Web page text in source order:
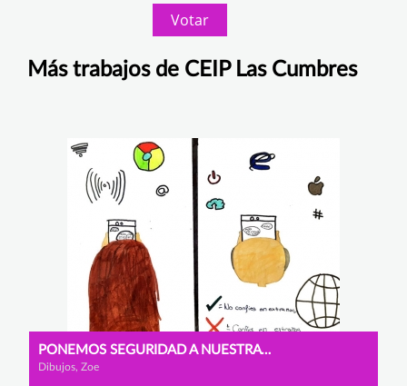
Votar
Más trabajos de CEIP Las Cumbres
PONEMOS SEGURIDAD A NUESTRA VIDA
Dibujos, Zoe